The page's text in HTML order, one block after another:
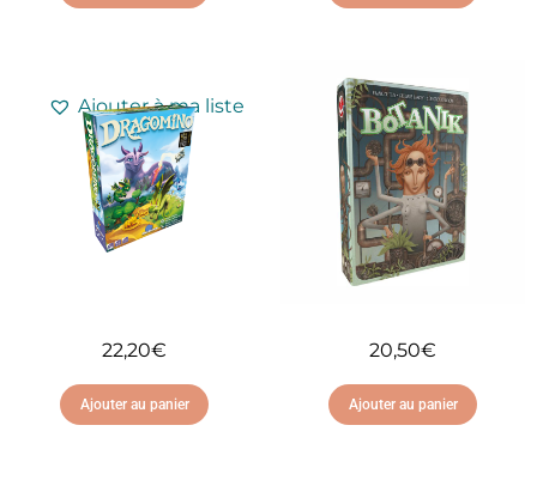
Ajouter à ma liste
d'envies
Ajouter à ma liste
d'envies
22,20€
Ajouter au panier
20,50€
Ajouter au panier